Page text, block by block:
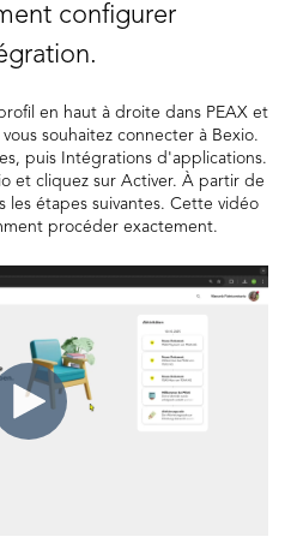
configurer
en haut à droite dans PEAX et
souhaitez connecter à Bexio.
puis Intégrations d'applications.
et cliquez sur Activer. À partir de
les étapes suivantes. Cette vidéo
procéder exactement.